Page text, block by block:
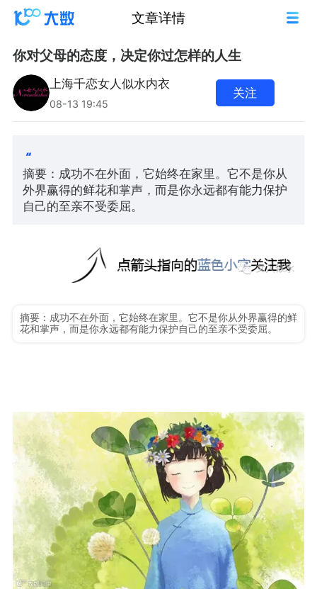
文章详情
你对父母的态度，决定你过怎样的人生
上海千恋女人似水内衣
08-13 19:45
关注
摘要：成功不在外面，它始终在家里。它不是你从
外界赢得的鲜花和掌声，而是你永远都有能力保护
自己的至亲不受委屈。
摘要：成功不在外面，它始终在家里。它不是你从外界赢得的鲜
花和掌声，而是你永远都有能力保护自己的至亲不受委屈。